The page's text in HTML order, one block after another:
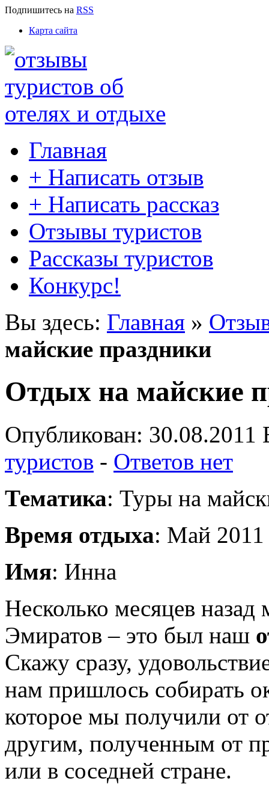
Подпишитесь на RSS
Карта сайта
Главная
+ Написать отзыв
+ Написать рассказ
Отзывы туристов
Рассказы туристов
Конкурс!
Вы здесь: Главная »
майские праздники
Отдых на майские
Опубликован: 30.08.2011
туристов - Ответов нет
Тематика: Туры на
Время отдыха: Май 2011
Имя: Инна
Несколько месяцев
Эмиратов – это был наш
Скажу сразу,
нам пришлось собирать
которое мы получили от
другим, полученным от
или в соседней стране.